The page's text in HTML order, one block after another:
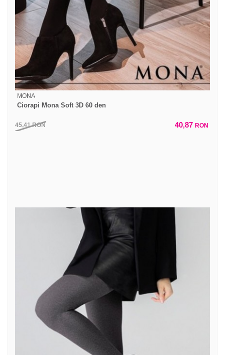
MONA
Ciorapi Mona Soft 3D 60 den
45,41RON 40,87 RON